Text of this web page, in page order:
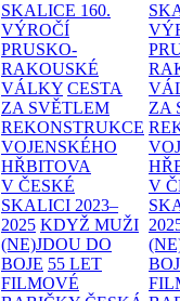
SKALICE 160.
VÝROČÍ
PRUSKO-
RAKOUSKÉ
VÁLKY CESTA
ZA SVĚTLEM
REKONSTRUKCE
VOJENSKÉHO
HŘBITOVA
V ČESKÉ
SKALICI 2023–
2025 KDYŽ MUŽI
(NE)JDOU DO
BOJE 55 LET
FILMOVÉ
ZA
V